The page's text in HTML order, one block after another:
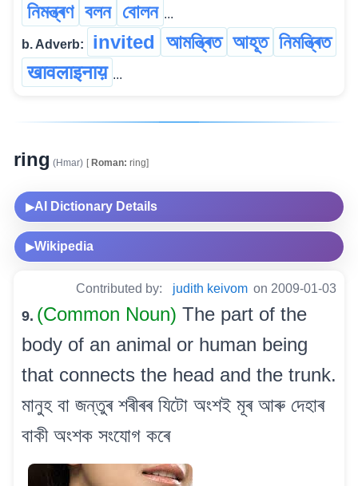
নিমন্ত্ৰণ বলন বোলন ...
b. Adverb: invited আমন্ত্ৰিত আহূত নিমন্ত্ৰিত
खावलाइनाय़ ...
ring (Hmar) [Roman: ring]
▶AI Dictionary Details
▶Wikipedia
Contributed by: judith keivom on 2009-01-03
9. (Common Noun) The part of the
body of an animal or human being
that connects the head and the trunk.
মানুহ বা জন্তুৰ শৰীৰৰ যিটো অংশই মূৰ আৰু দেহাৰ
বাকী অংশক সংযোগ কৰে